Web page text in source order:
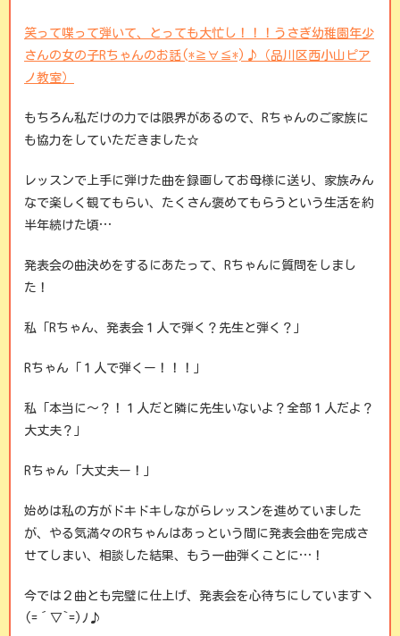
笑って喋って弾いて、とっても大忙し！！！うさぎ幼稚園年少
さんの女の子Rちゃんのお話(*≧∀≦*)♪（品川区西小山ピア
ノ教室）
もちろん私だけの力では限界があるので、Rちゃんのご家族に
も協力をしていただきました☆
レッスンで上手に弾けた曲を録画してお母様に送り、家族みん
なで楽しく観てもらい、たくさん褒めてもらうという生活を約
半年続けた頃…
発表会の曲決めをするにあたって、Rちゃんに質問をしまし
た！
私「Rちゃん、発表会１人で弾く？先生と弾く？」
Rちゃん「１人で弾くー！！！」
私「本当に～？！１人だと隣に先生いないよ？全部１人だよ？
大丈夫？」
Rちゃん「大丈夫ー！」
始めは私の方がドキドキしながらレッスンを進めていました
が、やる気満々のRちゃんはあっという間に発表会曲を完成さ
せてしまい、相談した結果、もう一曲弾くことに…！
今では２曲とも完璧に仕上げ、発表会を心待ちにしていますヽ
(=´▽`=)ﾉ♪